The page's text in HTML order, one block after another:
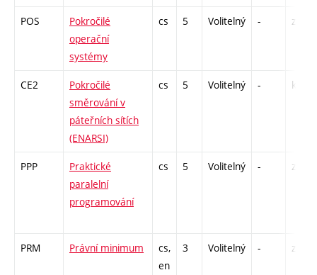
POS
Pokročilé
operační
systémy
cs 5 Volitelný - zk
CE2
Pokročilé
směrování v
páteřních sítích
(ENARSI)
cs 5 Volitelný - kl
PPP
Praktické
paralelní
programování
cs 5 Volitelný - zá,zk
PRM Právní minimum
cs,
en
3 Volitelný - zá